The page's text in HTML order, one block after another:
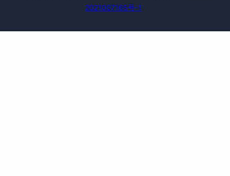
2021007165号-1